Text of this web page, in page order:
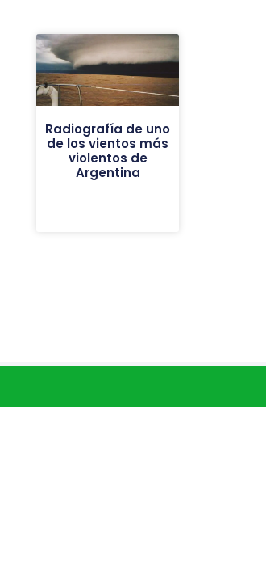
Radiografía de uno
de los vientos más
violentos de
Argentina